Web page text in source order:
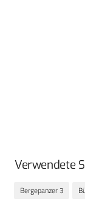
Verwendete
Bergepanzer 3